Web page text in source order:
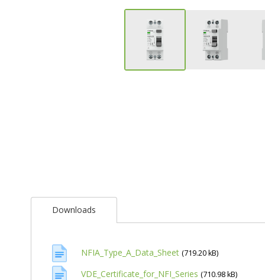
Downloads
NFIA_Type_A_Data_Sheet (719.20 kB)
VDE_Certificate_for_NFI_Series (710.98 kB)